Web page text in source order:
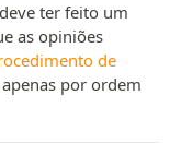
ter feito um
as opiniões
de
por ordem